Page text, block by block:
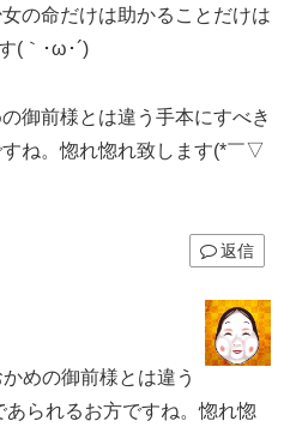
の命だけは助かることだけは
(｀･ω･´)
御前様とは違う手本にすべき
ね。惚れ惚れ致します(*￣▽
返信
めの御前様とは違う
られるお方ですね。惚れ惚